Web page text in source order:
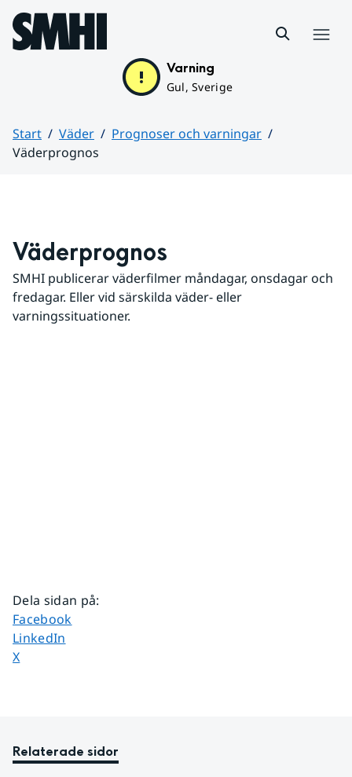
Hoppa till sidans innehåll
Varning
Gul, Sverige
Start Väder
Prognoser och varningar
Väderprognos
Väderprognos
SMHI publicerar väderfilmer måndagar, onsdagar och
fredagar. Eller vid särskilda väder- eller
varningssituationer.
Dela sidan på:
Dela sidan på
Facebook
Dela sidan på
LinkedIn
Dela sidan på
X
Relaterade sidor